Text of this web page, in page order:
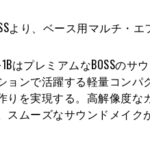
より、ベース用マルチ・
1BはプレミアムなBOSSの
ョンで活躍する軽量コン
りを実現する。高解像度な
スムーズなサウンドメイク